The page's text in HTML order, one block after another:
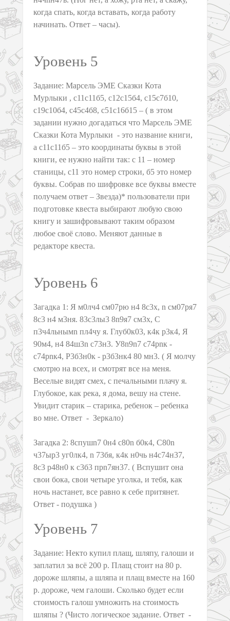
когда спать, когда вставать, когда работу
начинать. Ответ – часы).
Уровень 5
Задание: Марсель ЭМЕ Сказки Кота
Мурлыки , с11с11б5, с12с15б4, с15с7б10,
с19с10б4, с45с4б8, с51с16б15 – ( в этом
задании нужно догадаться что Марсель ЭМЕ
Сказки Кота Мурлыки - это название книги,
а с11с11б5 – это координаты буквы в этой
книги, ее нужно найти так: с 11 – номер
станицы, с11 это номер строки, б5 это номер
буквы. Собрав по шифровке все буквы вместе
получаем ответ – Звезда)* пользователи при
подготовке квеста выбирают любую свою
книгу и зашифровывают таким образом
любое своё слово. Меняют данные в
редакторе квеста.
Уровень 6
Загадка 1: Я м0лч4 см07рю н4 8с3х, n см07ря7
8с3 н4 м3ня. 83с3лы3 8n9я7 см3х, С
п3ч4льнымn пл4чу я. Глуб0к03, к4к р3к4, Я
90м4, н4 84ш3n с73н3. У8n9n7 с74рnк -
с74рnк4, Р3б3н0к - р3б3нк4 80 мн3. ( Я молчу
смотрю на всех, и смотрят все на меня.
Веселые видят смех, с печальными плачу я.
Глубокое, как река, я дома, вешу на стене.
Увидит старик – старика, ребенок – ребенка
во мне. Ответ - Зеркало)
Загадка 2: 8спушn7 0н4 с80n б0к4, С80n
ч37ыр3 уг0лк4, n 73бя, к4к н0чь н4с74н37,
8с3 р48н0 к с3б3 прn7ян37. ( Вспушит она
свои бока, свои четыре уголка, и тебя, как
ночь настанет, все равно к себе притянет.
Ответ - подушка )
Уровень 7
Задание: Некто купил плащ, шляпу, галоши и
заплатил за всё 200 р. Плащ стоит на 80 р.
дороже шляпы, а шляпа и плащ вместе на 160
р. дороже, чем галоши. Сколько будет если
стоимость галош умножить на стоимость
шляпы ? (Чисто логическое задание. Ответ -